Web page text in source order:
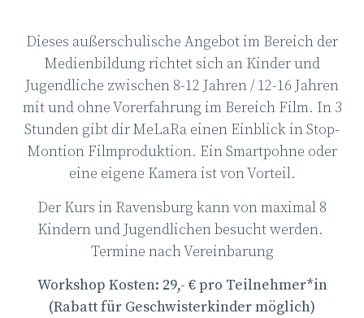
Dieses außerschulische Angebot im Bereich der
Medienbildung richtet sich an Kinder und
Jugendliche zwischen 8-12 Jahren / 12-16 Jahren
mit und ohne Vorerfahrung im Bereich Film. In 3
Stunden gibt dir MeLaRa einen Einblick in Stop-
Montion Filmproduktion. Ein Smartpohne oder
eine eigene Kamera ist von Vorteil.
Der Kurs in Ravensburg kann von maximal 8
Kindern und Jugendlichen besucht werden.
Termine nach Vereinbarung
Workshop Kosten: 29,- € pro Teilnehmer*in
(Rabatt für Geschwisterkinder möglich)